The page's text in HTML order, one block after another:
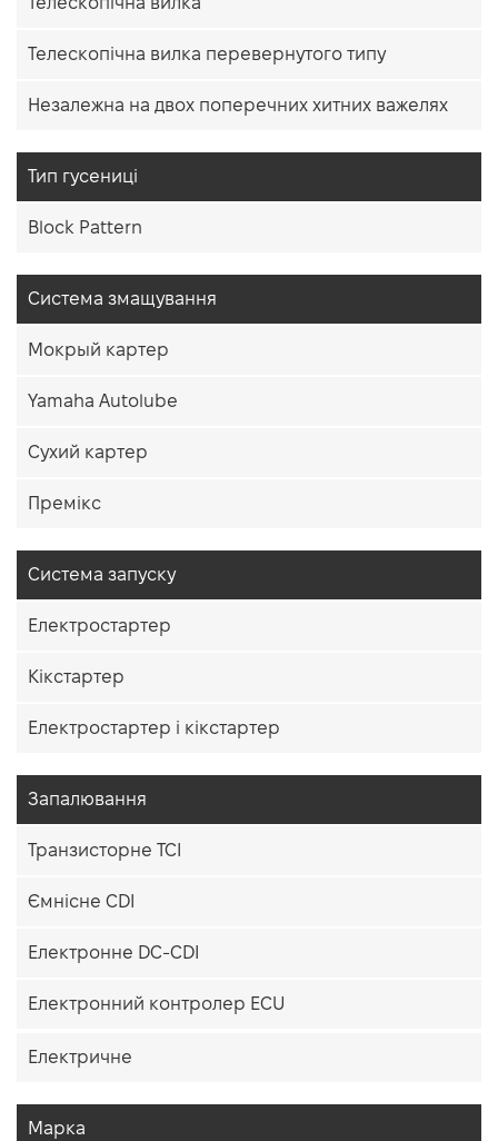
Телескопічна вилка перевернутого типу
Незалежна на двох поперечних хитних важелях
Тип гусениці
Block Pattern
Система змащування
Мокрый картер
Yamaha Autolube
Сухий картер
Премікс
Система запуску
Електростартер
Кікстартер
Електростартер і кікстартер
Запалювання
Транзисторне TCI
Ємнісне CDI
Електронне DC-CDI
Електронний контролер ECU
Електричне
Марка